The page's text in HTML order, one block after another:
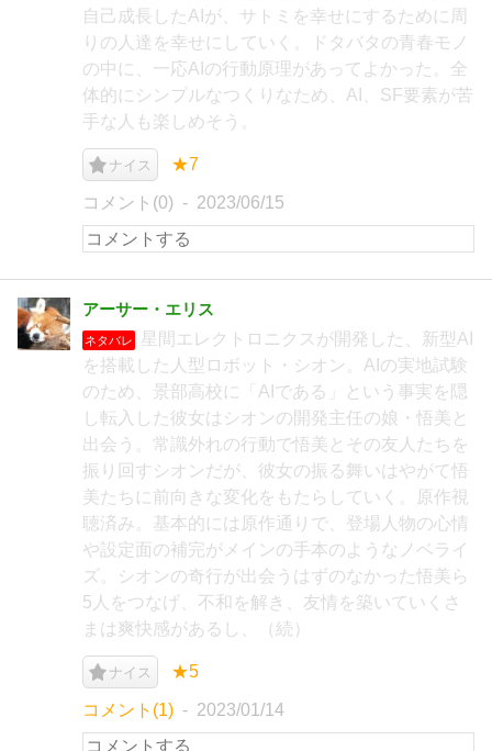
自己成長したAIが、サトミを幸せにするために周
りの人達を幸せにしていく。ドタバタの青春モノ
の中に、一応AIの行動原理があってよかった。全
体的にシンプルなつくりなため、AI、SF要素が苦
手な人も楽しめそう。
ナイス ★7
コメント(0) 2023/06/15
アーサー・エリス
ネタバレ
星間エレクトロニクスが開発した、新型AI
を搭載した人型ロボット・シオン。AIの実地試験
のため、景部高校に「AIである」という事実を隠
し転入した彼女はシオンの開発主任の娘・悟美と
出会う。常識外れの行動で悟美とその友人たちを
振り回すシオンだが、彼女の振る舞いはやがて悟
美たちに前向きな変化をもたらしていく。原作視
聴済み。基本的には原作通りで、登場人物の心情
や設定面の補完がメインの手本のようなノベライ
ズ。シオンの奇行が出会うはずのなかった悟美ら
5人をつなげ、不和を解き、友情を築いていくさ
まは爽快感があるし、（続）
ナイス ★5
コメント(1) 2023/01/14